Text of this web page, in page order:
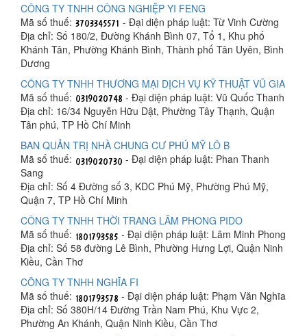
CÔNG TY TNHH CÔNG NGHIỆP YI FENG
Mã số thuế:
- Đại diện pháp luật: Từ Vinh Cường
Địa chỉ: Số 180/2, Đường Khánh Bình 07, Tổ 1, Khu phố
Khánh Tân, Phường Khánh Bình, Thành phố Tân Uyên, Bình
Dương
CÔNG TY TNHH THƯƠNG MẠI DỊCH VỤ KỸ THUẬT VŨ GIA
Mã số thuế:
- Đại diện pháp luật: Vũ Quốc Thanh
Địa chỉ: 16/34 Nguyễn Hữu Dật, Phường Tây Thạnh, Quận
Tân phú, TP Hồ Chí Minh
BAN QUẢN TRỊ NHÀ CHUNG CƯ PHÚ MỸ LÔ B
Mã số thuế:
- Đại diện pháp luật: Phan Thanh
Sang
Địa chỉ: Số 4 Đường số 3, KDC Phú Mỹ, Phường Phú Mỹ,
Quận 7, TP Hồ Chí Minh
CÔNG TY TNHH THỜI TRANG LÂM PHONG PIDO
Mã số thuế:
- Đại diện pháp luật: Lâm Minh Phong
Địa chỉ: Số 58 đường Lê Bình, Phường Hưng Lợi, Quận Ninh
Kiều, Cần Thơ
CÔNG TY TNHH NGHĨA FI
Mã số thuế:
- Đại diện pháp luật: Phạm Văn Nghĩa
Địa chỉ: Số 380H/14 Đường Trần Nam Phú, Khu Vực 2,
Phường An Khánh, Quận Ninh Kiều, Cần Thơ